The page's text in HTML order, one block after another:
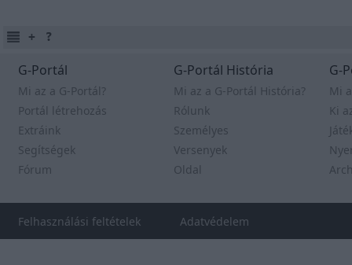
G-Portál
Mi az a G-Portál?
Portál létrehozás
Extráink
Segítségek
Fórum
G-Portál História
Mi az a G-Portál História?
Rólunk
Személyes
Versenyek
Oldal
G-
Mi
Ki
Felhasználási feltételek Adatvédelem